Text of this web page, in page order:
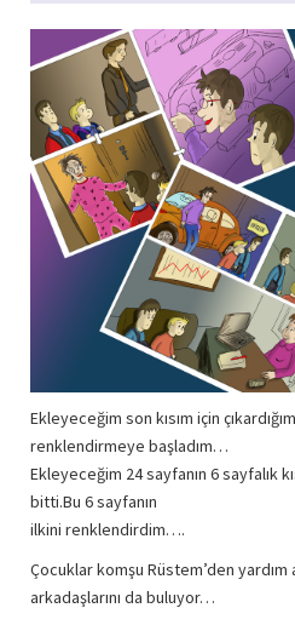
Ekleyeceğim son kısım için
renklendirmeye başladım…
Ekleyeceğim 24 sayfanın 6 sayfalık
bitti.Bu 6 sayfanın
ilkini renklendirdim….
Çocuklar komşu Rüstem’den yardım
arkadaşlarını da buluyor…